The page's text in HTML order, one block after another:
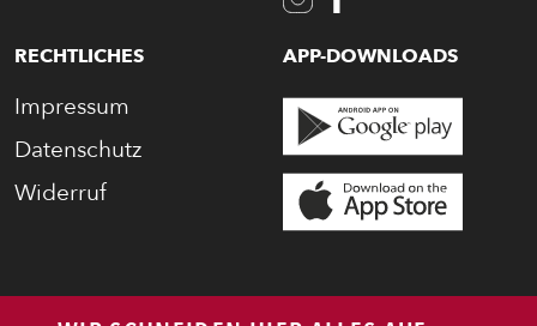
VEGI/VEGAN
RECHTLICHES
Impressum
Datenschutz
Widerruf
APP-DOWNLOADS